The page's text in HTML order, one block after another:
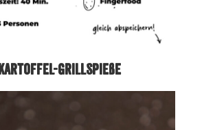
Kartoffel-Grillspieße